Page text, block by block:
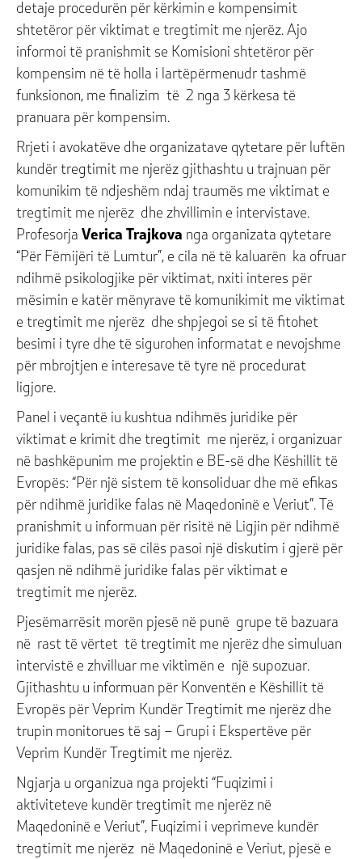
detaje procedurën për kërkimin e kompensimit
shtetëror për viktimat e tregtimit me njerëz. Ajo
informoi të pranishmit se Komisioni shtetëror për
kompensim në të holla i lartëpërmenudr tashmë
funksionon, me finalizim të 2 nga 3 kërkesa të
pranuara për kompensim.
Rrjeti i avokatëve dhe organizatave qytetare për luftën
kundër tregtimit me njerëz gjithashtu u trajnuan për
komunikim të ndjeshëm ndaj traumës me viktimat e
tregtimit me njerëz dhe zhvillimin e intervistave.
Profesorja Verica Trajkova nga organizata qytetare
“Për Fëmijëri të Lumtur”, e cila në të kaluarën ka ofruar
ndihmë psikologjike për viktimat, nxiti interes për
mësimin e katër mënyrave të komunikimit me viktimat
e tregtimit me njerëz dhe shpjegoi se si të fitohet
besimi i tyre dhe të sigurohen informatat e nevojshme
për mbrojtjen e interesave të tyre në procedurat
ligjore.
Panel i veçantë iu kushtua ndihmës juridike për
viktimat e krimit dhe tregtimit me njerëz, i organizuar
në bashkëpunim me projektin e BE-së dhe Këshillit të
Evropës: “Për një sistem të konsoliduar dhe më efikas
për ndihmë juridike falas në Maqedoninë e Veriut”. Të
pranishmit u informuan për risitë në Ligjin për ndihmë
juridike falas, pas së cilës pasoi një diskutim i gjerë për
qasjen në ndihmë juridike falas për viktimat e
tregtimit me njerëz.
Pjesëmarrësit morën pjesë në punë grupe të bazuara
në rast të vërtet të tregtimit me njerëz dhe simuluan
intervistë e zhvilluar me viktimën e një supozuar.
Gjithashtu u informuan për Konventën e Këshillit të
Evropës për Veprim Kundër Tregtimit me njerëz dhe
trupin monitorues të saj – Grupi i Ekspertëve për
Veprim Kundër Tregtimit me njerëz.
Ngjarja u organizua nga projekti “Fuqizimi i
aktiviteteve kundër tregtimit me njerëz në
Maqedoninë e Veriut”, Fuqizimi i veprimeve kundër
tregtimit me njerëz në Maqedoninë e Veriut, pjesë e